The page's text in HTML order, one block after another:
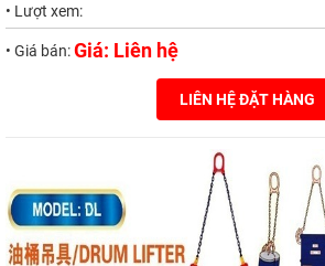
• Lượt xem:
• Giá bán:Giá: Liên hệ
LIÊN HỆ ĐẶT HÀNG